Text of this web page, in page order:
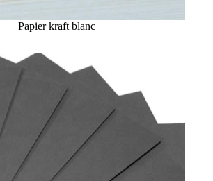
Papier kraft blanc